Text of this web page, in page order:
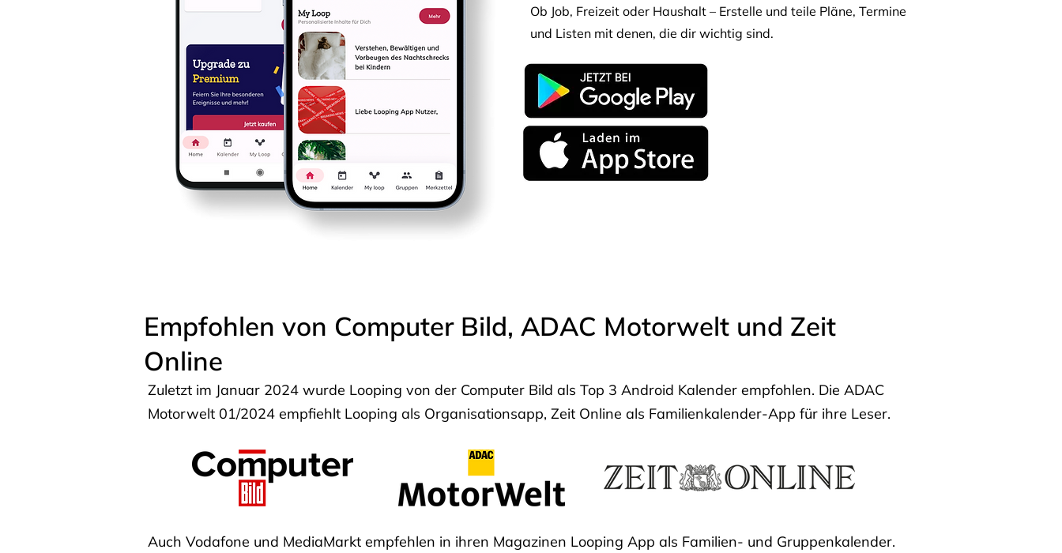
Ob Job, Freizeit oder Haushalt – Erstelle und teile Pläne, Termine
und Listen mit denen, die dir wichtig sind.
Empfohlen von Computer Bild, ADAC Motorwelt und Zeit
Online
Zuletzt im Januar 2024 wurde Looping von der Computer Bild als Top 3 Android Kalender empfohlen. Die ADAC
Motorwelt 01/2024 empfiehlt Looping als Organisationsapp, Zeit Online als Familienkalender-App für ihre Leser.
Auch Vodafone und MediaMarkt empfehlen in ihren Magazinen Looping App als Familien- und Gruppenkalender.